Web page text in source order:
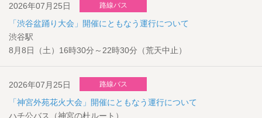
2026年07月25日 路線バス
「渋谷盆踊り大会」開催にともなう運行について
渋谷駅
8月8日（土）16時30分～22時30分（荒天中止）
2026年07月25日 路線バス
「神宮外苑花火大会」開催にともなう運行について
ハチ公バス（神宮の杜ルート）